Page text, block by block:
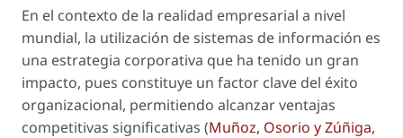
En el contexto de la realidad empresarial a nivel
mundial, la utilización de sistemas de información es
una estrategia corporativa que ha tenido un gran
impacto, pues constituye un factor clave del éxito
organizacional, permitiendo alcanzar ventajas
competitivas significativas (Muñoz, Osorio y Zúñiga,